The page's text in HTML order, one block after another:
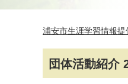
浦安市生涯学習情報提
団体活動紹介